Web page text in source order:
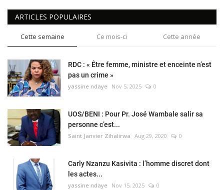
ARTICLES POPULAIRES
Cette semaine Ce mois-ci Cette année
RDC : « Être femme, ministre et enceinte n’est
pas un crime »
yassine ndaye Nov 5, 2025 0
UOS/BENI : Pour Pr. José Wambale salir sa
personne c’est...
Saint Janvier Zihalirwa Aug 29, 2020 0
Carly Nzanzu Kasivita : l’homme discret dont
les actes...
yassine ndaye Nov 15, 2025 0